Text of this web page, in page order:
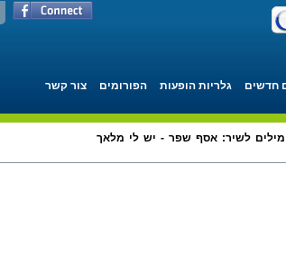
חדשים גלריות הופעות הפורומים צור קשר
מילים לשיר: אסף שפר - יש לי מלאך